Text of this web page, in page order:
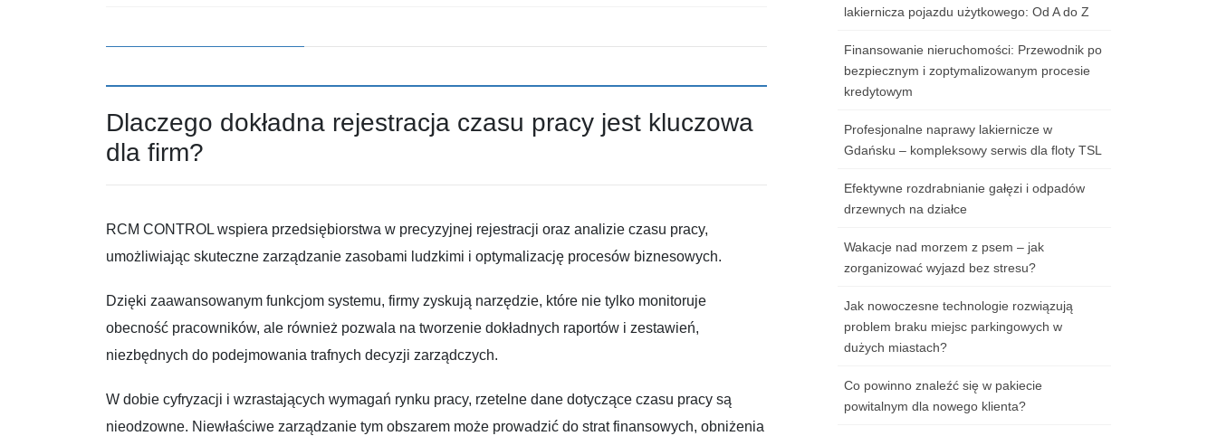
Dlaczego dokładna rejestracja czasu pracy jest kluczowa
dla firm?
RCM CONTROL wspiera przedsiębiorstwa w precyzyjnej rejestracji oraz analizie czasu pracy,
umożliwiając skuteczne zarządzanie zasobami ludzkimi i optymalizację procesów biznesowych.
Dzięki zaawansowanym funkcjom systemu, firmy zyskują narzędzie, które nie tylko monitoruje
obecność pracowników, ale również pozwala na tworzenie dokładnych raportów i zestawień,
niezbędnych do podejmowania trafnych decyzji zarządczych.
W dobie cyfryzacji i wzrastających wymagań rynku pracy, rzetelne dane dotyczące czasu pracy są
nieodzowne. Niewłaściwe zarządzanie tym obszarem może prowadzić do strat finansowych, obniżenia
lakiernicza pojazdu użytkowego: Od A do Z
Finansowanie nieruchomości: Przewodnik po
bezpiecznym i zoptymalizowanym procesie
kredytowym
Profesjonalne naprawy lakiernicze w
Gdańsku – kompleksowy serwis dla floty TSL
Efektywne rozdrabnianie gałęzi i odpadów
drzewnych na działce
Wakacje nad morzem z psem – jak
zorganizować wyjazd bez stresu?
Jak nowoczesne technologie rozwiązują
problem braku miejsc parkingowych w
dużych miastach?
Co powinno znaleźć się w pakiecie
powitalnym dla nowego klienta?